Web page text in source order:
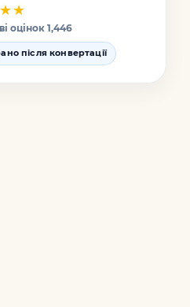
оцінок 1,446
після конвертації